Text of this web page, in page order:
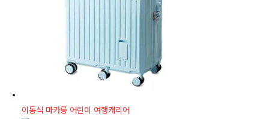
이동식 마카롱 어린이 여행캐리어